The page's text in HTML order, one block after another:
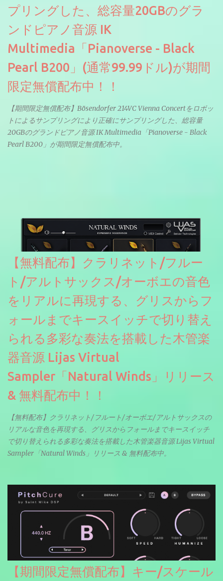
プリングした、総容量20GBのグラ
ンドピアノ音源 IK
Multimedia「Pianoverse - Black
Pearl B200」(通常99.99ドル)が期間
限定無償配布中！！
【期間限定無償配布】Bösendorfer 214VC Vienna Concertをロボッ
トによるサンプリングにより正確にサンプリングした、総容量
20GBのグランドピアノ音源 IK Multimedia「Pianoverse - Black
Pearl B200」が期間限定無償配布中。
【無料配布】クラリネット/フルー
ト/アルトサックス/オーボエの音色
をリアルに再現する、グリスからフ
ォールまでキースイッチで切り替え
られる多彩な奏法を搭載した木管楽
器音源 Lijas Virtual
Sampler「Natural Winds」リリース
& 無料配布中！！
【無料配布】クラリネット/フルート/オーボエ/アルトサックスの
リアルな音色を再現する、グリスからフォールまでキースイッチ
で切り替えられる多彩な奏法を搭載した木管楽器音源 Lijas Virtual
Sampler「Natural Winds」リリース & 無料配布中。
【期間限定無償配布】キー/スケール